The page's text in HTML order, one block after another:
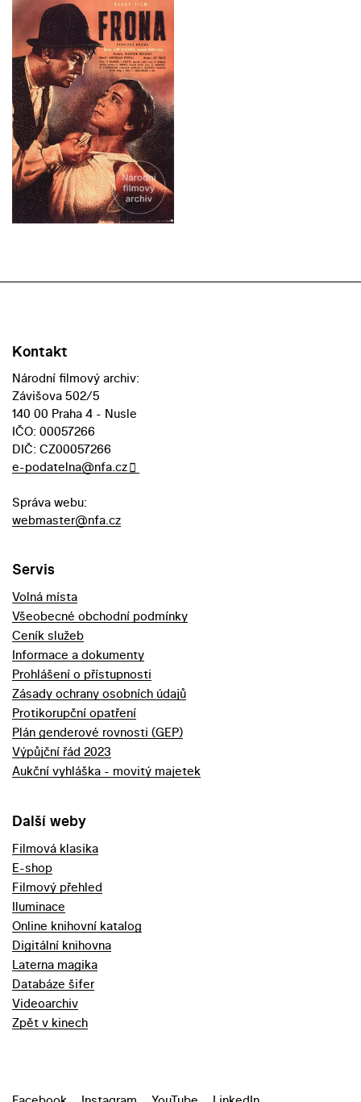
Kontakt
Národní filmový archiv:
Závišova 502/5
140 00 Praha 4 - Nusle
IČO: 00057266
DIČ: CZ00057266
e-podatelna@nfa.cz
Správa webu:
webmaster@nfa.cz
Servis
Volná místa
Všeobecné obchodní podmínky
Ceník služeb
Informace a dokumenty
Prohlášení o přístupnosti
Zásady ochrany osobních údajů
Protikorupční opatření
Plán genderové rovnosti (GEP)
Výpůjční řád 2023
Aukční vyhláška - movitý majetek
Další weby
Filmová klasika
E-shop
Filmový přehled
Iluminace
Online knihovní katalog
Digitální knihovna
Laterna magika
Databáze šifer
Videoarchiv
Zpět v kinech